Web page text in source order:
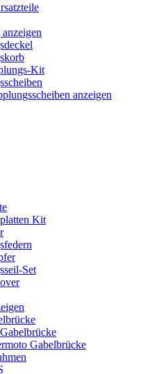
Kit
anzeigen
Kit
Set
Gabelbrücke